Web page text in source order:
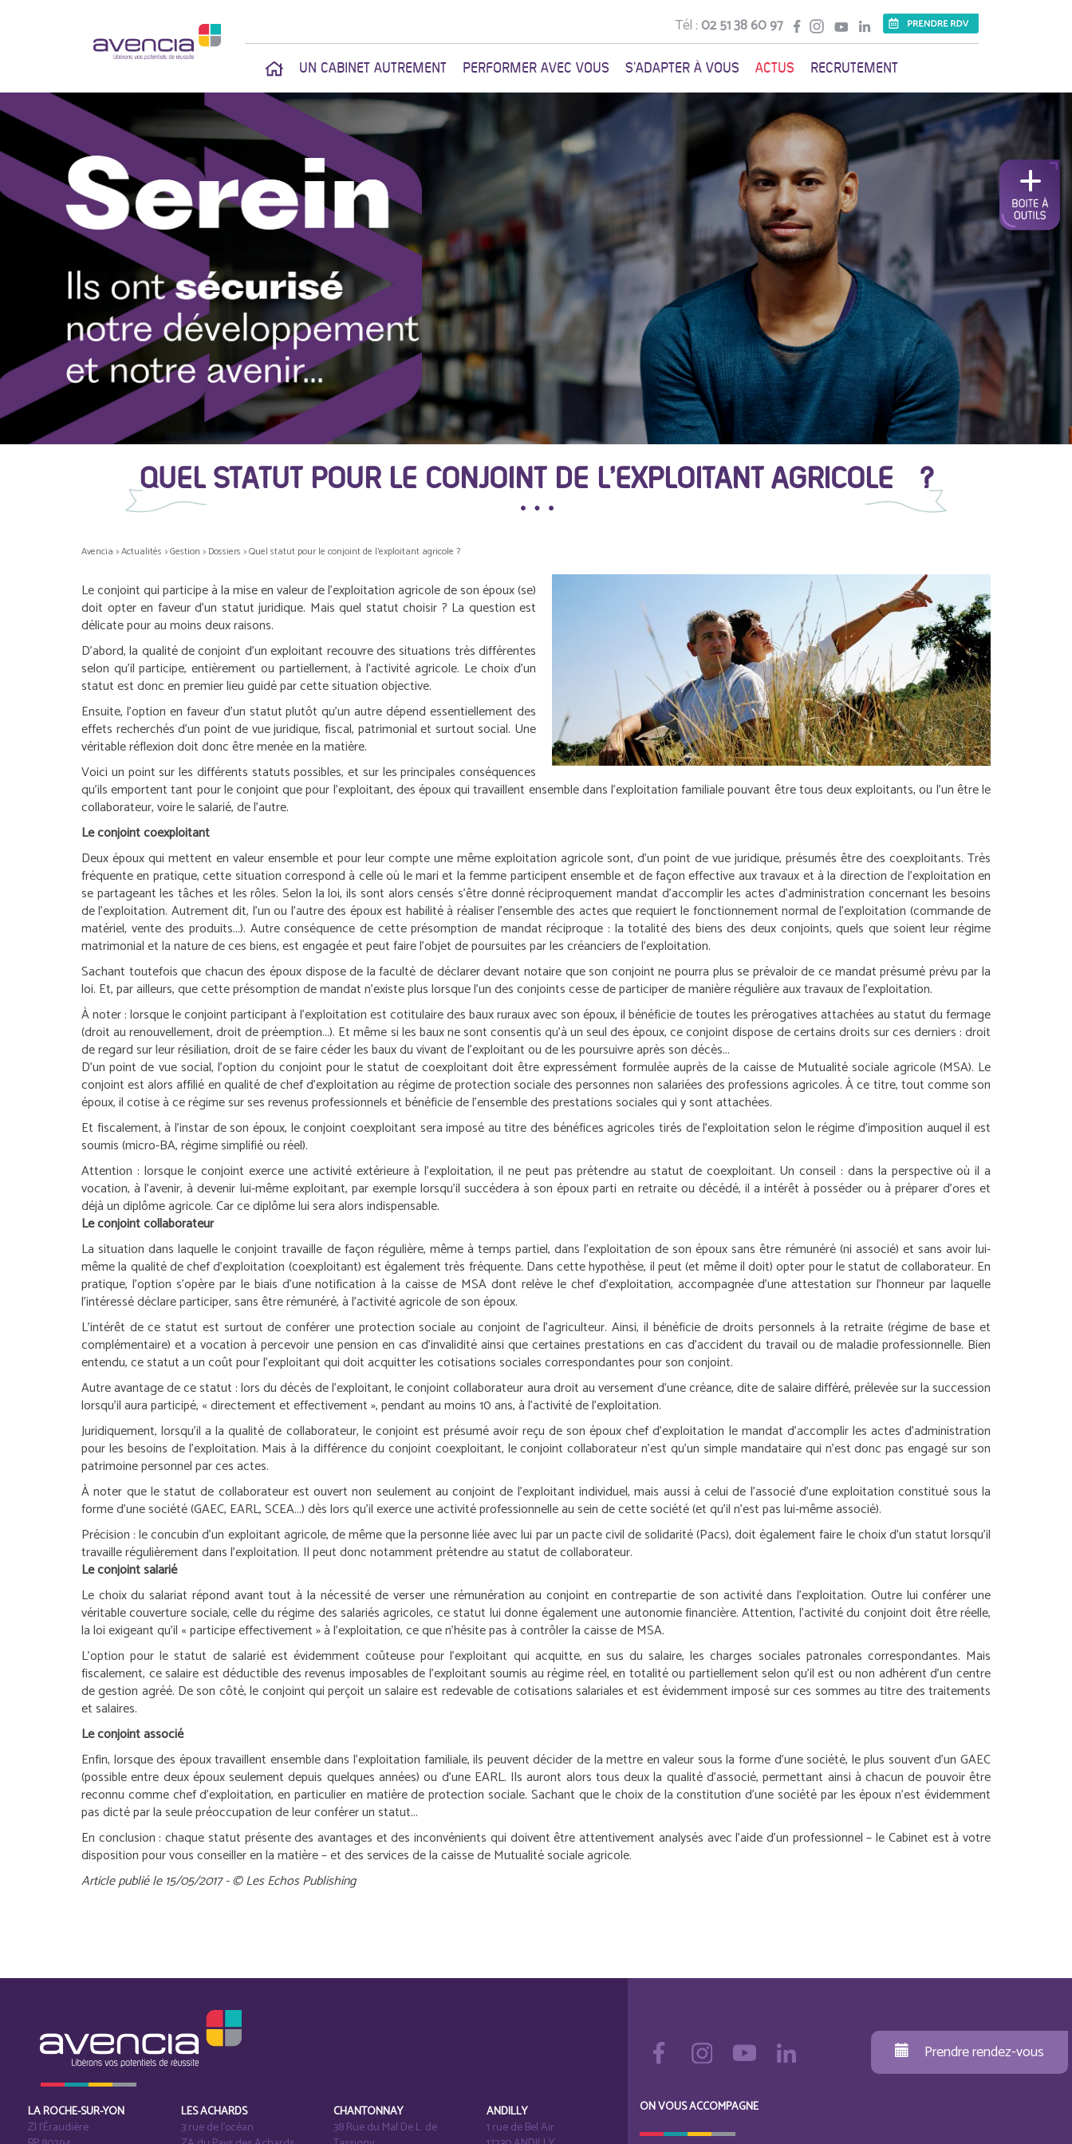
Tél :02 51 38 60 97
UN CABINET AUTREMENT PERFORMER AVEC VOUS S'ADAPTER À VOUS ACTUS RECRUTEMENT
QUEL STATUT POUR LE CONJOINT DE L’EXPLOITANT AGRICOLE ?
Avencia >Actualités >Gestion > Dossiers >Quel statut pour le conjoint de l’exploitant agricole ?
Le conjoint qui participe à la mise en valeur de l’exploitation agricole de son époux (se)
doit opter en faveur d’un statut juridique. Mais quel statut choisir ? La question est
délicate pour au moins deux raisons.
D’abord, la qualité de conjoint d’un exploitant recouvre des situations très différentes
selon qu’il participe, entièrement ou partiellement, à l’activité agricole. Le choix d’un
statut est donc en premier lieu guidé par cette situation objective.
Ensuite, l’option en faveur d’un statut plutôt qu’un autre dépend essentiellement des
effets recherchés d’un point de vue juridique, fiscal, patrimonial et surtout social. Une
véritable réflexion doit donc être menée en la matière.
Voici un point sur les différents statuts possibles, et sur les principales conséquences
qu’ils emportent tant pour le conjoint que pour l’exploitant, des époux qui travaillent ensemble dans l’exploitation familiale pouvant être tous deux exploitants, ou l’un être le
collaborateur, voire le salarié, de l’autre.
Le conjoint coexploitant
Deux époux qui mettent en valeur ensemble et pour leur compte une même exploitation agricole sont, d’un point de vue juridique, présumés être des coexploitants. Très
fréquente en pratique, cette situation correspond à celle où le mari et la femme participent ensemble et de façon effective aux travaux et à la direction de l’exploitation en
se partageant les tâches et les rôles. Selon la loi, ils sont alors censés s’être donné réciproquement mandat d’accomplir les actes d’administration concernant les besoins
de l’exploitation. Autrement dit, l’un ou l’autre des époux est habilité à réaliser l’ensemble des actes que requiert le fonctionnement normal de l’exploitation (commande de
matériel, vente des produits...). Autre conséquence de cette présomption de mandat réciproque : la totalité des biens des deux conjoints, quels que soient leur régime
matrimonial et la nature de ces biens, est engagée et peut faire l’objet de poursuites par les créanciers de l’exploitation.
Sachant toutefois que chacun des époux dispose de la faculté de déclarer devant notaire que son conjoint ne pourra plus se prévaloir de ce mandat présumé prévu par la
loi. Et, par ailleurs, que cette présomption de mandat n’existe plus lorsque l’un des conjoints cesse de participer de manière régulière aux travaux de l’exploitation.
À noter :lorsque le conjoint participant à l’exploitation est cotitulaire des baux ruraux avec son époux, il bénéficie de toutes les prérogatives attachées au statut du fermage
(droit au renouvellement, droit de préemption...). Et même si les baux ne sont consentis qu’à un seul des époux, ce conjoint dispose de certains droits sur ces derniers : droit
de regard sur leur résiliation, droit de se faire céder les baux du vivant de l’exploitant ou de les poursuivre après son décès...
D’un point de vue social, l’option du conjoint pour le statut de coexploitant doit être expressément formulée auprès de la caisse de Mutualité sociale agricole (MSA). Le
conjoint est alors affilié en qualité de chef d’exploitation au régime de protection sociale des personnes non salariées des professions agricoles. À ce titre, tout comme son
époux, il cotise à ce régime sur ses revenus professionnels et bénéficie de l’ensemble des prestations sociales qui y sont attachées.
Et fiscalement, à l’instar de son époux, le conjoint coexploitant sera imposé au titre des bénéfices agricoles tirés de l’exploitation selon le régime d’imposition auquel il est
soumis (micro-BA, régime simplifié ou réel).
Attention : lorsque le conjoint exerce une activité extérieure à l’exploitation, il ne peut pas prétendre au statut de coexploitant. Un conseil : dans la perspective où il a
vocation, à l’avenir, à devenir lui-même exploitant, par exemple lorsqu’il succédera à son époux parti en retraite ou décédé, il a intérêt à posséder ou à préparer d’ores et
déjà un diplôme agricole. Car ce diplôme lui sera alors indispensable.
Le conjoint collaborateur
La situation dans laquelle le conjoint travaille de façon régulière, même à temps partiel, dans l’exploitation de son époux sans être rémunéré (ni associé) et sans avoir lui-
même la qualité de chef d’exploitation (coexploitant) est également très fréquente. Dans cette hypothèse, il peut (et même il doit) opter pour le statut de collaborateur. En
pratique, l’option s’opère par le biais d’une notification à la caisse de MSA dont relève le chef d’exploitation, accompagnée d’une attestation sur l’honneur par laquelle
l’intéressé déclare participer, sans être rémunéré, à l’activité agricole de son époux.
L’intérêt de ce statut est surtout de conférer une protection sociale au conjoint de l’agriculteur. Ainsi, il bénéficie de droits personnels à la retraite (régime de base et
complémentaire) et a vocation à percevoir une pension en cas d’invalidité ainsi que certaines prestations en cas d’accident du travail ou de maladie professionnelle. Bien
entendu, ce statut a un coût pour l’exploitant qui doit acquitter les cotisations sociales correspondantes pour son conjoint.
Autre avantage de ce statut : lors du décès de l’exploitant, le conjoint collaborateur aura droit au versement d’une créance, dite de salaire différé, prélevée sur la succession
lorsqu’il aura participé, « directement et effectivement », pendant au moins 10 ans, à l’activité de l’exploitation.
Juridiquement, lorsqu’il a la qualité de collaborateur, le conjoint est présumé avoir reçu de son époux chef d’exploitation le mandat d’accomplir les actes d’administration
pour les besoins de l’exploitation. Mais à la différence du conjoint coexploitant, le conjoint collaborateur n’est qu’un simple mandataire qui n’est donc pas engagé sur son
patrimoine personnel par ces actes.
À noter que le statut de collaborateur est ouvert non seulement au conjoint de l’exploitant individuel, mais aussi à celui de l’associé d’une exploitation constitué sous la
forme d’une société (GAEC, EARL, SCEA...) dès lors qu’il exerce une activité professionnelle au sein de cette société (et qu’il n’est pas lui-même associé).
Précision :le concubin d’un exploitant agricole, de même que la personne liée avec lui par un pacte civil de solidarité (Pacs), doit également faire le choix d’un statut lorsqu’il
travaille régulièrement dans l’exploitation. Il peut donc notamment prétendre au statut de collaborateur.
Le conjoint salarié
Le choix du salariat répond avant tout à la nécessité de verser une rémunération au conjoint en contrepartie de son activité dans l’exploitation. Outre lui conférer une
véritable couverture sociale, celle du régime des salariés agricoles, ce statut lui donne également une autonomie financière. Attention, l’activité du conjoint doit être réelle,
la loi exigeant qu’il « participe effectivement » à l’exploitation, ce que n’hésite pas à contrôler la caisse de MSA.
L’option pour le statut de salarié est évidemment coûteuse pour l’exploitant qui acquitte, en sus du salaire, les charges sociales patronales correspondantes. Mais
fiscalement, ce salaire est déductible des revenus imposables de l’exploitant soumis au régime réel, en totalité ou partiellement selon qu’il est ou non adhérent d’un centre
de gestion agréé. De son côté, le conjoint qui perçoit un salaire est redevable de cotisations salariales et est évidemment imposé sur ces sommes au titre des traitements
et salaires.
Le conjoint associé
Enfin, lorsque des époux travaillent ensemble dans l’exploitation familiale, ils peuvent décider de la mettre en valeur sous la forme d’une société, le plus souvent d’un GAEC
(possible entre deux époux seulement depuis quelques années) ou d’une EARL. Ils auront alors tous deux la qualité d’associé, permettant ainsi à chacun de pouvoir être
reconnu comme chef d’exploitation, en particulier en matière de protection sociale. Sachant que le choix de la constitution d’une société par les époux n’est évidemment
pas dicté par la seule préoccupation de leur conférer un statut...
En conclusion : chaque statut présente des avantages et des inconvénients qui doivent être attentivement analysés avec l’aide d’un professionnel – le Cabinet est à votre
disposition pour vous conseiller en la matière – et des services de la caisse de Mutualité sociale agricole.
Article publié le 15/05/2017 - © Les Echos Publishing
LA ROCHE-SUR-YON
ZI l‘Éraudière
LES ACHARDS
3 rue de l’océan
CHANTONNAY
38 Rue du Mal De L. de
ANDILLY
1 rue de Bel Air
Prendre rendez-vous
ON VOUS ACCOMPAGNE